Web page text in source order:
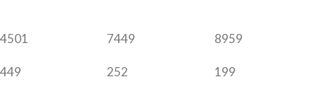
4501
449
7449
252
8959
199